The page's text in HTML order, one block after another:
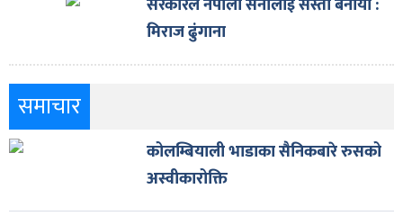
सरकारले नेपाली सेनालाई सस्तो बनायो :
मिराज ढुंगाना
समाचार
कोलम्बियाली भाडाका सैनिकबारे रुसको
अस्वीकारोक्ति